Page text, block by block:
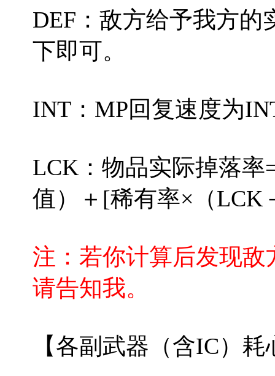
DEF：敌方给予我方
下即可。
INT：MP回复速度为
LCK：物品实际掉落
值）＋[稀有率×（LCK
注：若你计算后发现敌
请告知我。
【各副武器（含IC）